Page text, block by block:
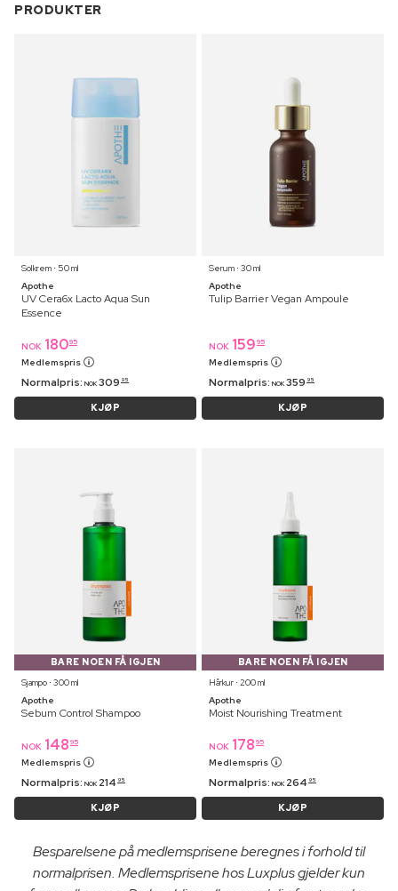
PRODUKTER
Solkrem ⋅ 50 ml
Apothe
UV Cera6x Lacto Aqua Sun
Essence
NOK 18095
Medlemspris
Normalpris: NOK 309 95
KJØP
Serum ⋅ 30 ml
Apothe
Tulip Barrier Vegan Ampoule
NOK 159 95
Medlemspris
Normalpris: NOK 359 95
KJØP
BARE NOEN FÅ IGJEN
Sjampo ⋅ 300 ml
Apothe
Sebum Control Shampoo
NOK 148 95
Medlemspris
Normalpris: NOK 214 95
KJØP
BARE NOEN FÅ IGJEN
Hårkur ⋅ 200 ml
Apothe
Moist Nourishing Treatment
NOK 178 95
Medlemspris
Normalpris: NOK 264 95
KJØP
Besparelsene på medlemsprisene beregnes i forhold til
normalprisen. Medlemsprisene hos Luxplus gjelder kun